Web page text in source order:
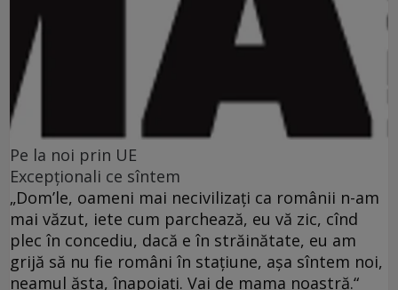
Pe la noi prin UE
Excepționali ce sîntem
„Dom’le, oameni mai necivilizaţi ca românii n-am
mai văzut, iete cum parchează, eu vă zic, cînd
plec în concediu, dacă e în străinătate, eu am
grijă să nu fie români în staţiune, aşa sîntem noi,
neamul ăsta, înapoiaţi. Vai de mama noastră.“